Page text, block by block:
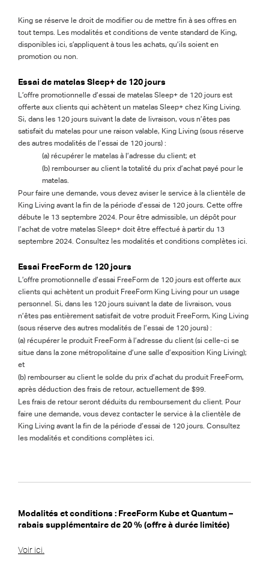
King se réserve le droit de modifier ou de mettre fin à ses offres en
tout temps. Les modalités et conditions de vente standard de King,
disponibles ici, s’appliquent à tous les achats, qu’ils soient en
promotion ou non.
Essai de matelas Sleep+ de 120 jours
L’offre promotionnelle d’essai de matelas Sleep+ de 120 jours est
offerte aux clients qui achètent un matelas Sleep+ chez King Living.
Si, dans les 120 jours suivant la date de livraison, vous n’êtes pas
satisfait du matelas pour une raison valable, King Living (sous réserve
des autres modalités de l’essai de 120 jours) :
(a) récupérer le matelas à l’adresse du client; et
(b) rembourser au client la totalité du prix d’achat payé pour le
matelas.
Pour faire une demande, vous devez aviser le service à la clientèle de
King Living avant la fin de la période d’essai de 120 jours. Cette offre
débute le 13 septembre 2024. Pour être admissible, un dépôt pour
l’achat de votre matelas Sleep+ doit être effectué à partir du 13
septembre 2024. Consultez les modalités et conditions complètes ici.
Essai FreeForm de 120 jours
L’offre promotionnelle d’essai FreeForm de 120 jours est offerte aux
clients qui achètent un produit FreeForm King Living pour un usage
personnel. Si, dans les 120 jours suivant la date de livraison, vous
n’êtes pas entièrement satisfait de votre produit FreeForm, King Living
(sous réserve des autres modalités de l’essai de 120 jours) :
(a) récupérer le produit FreeForm à l’adresse du client (si celle-ci se
situe dans la zone métropolitaine d’une salle d’exposition King Living);
et
(b) rembourser au client le solde du prix d’achat du produit FreeForm,
après déduction des frais de retour, actuellement de $99.
Les frais de retour seront déduits du remboursement du client. Pour
faire une demande, vous devez contacter le service à la clientèle de
King Living avant la fin de la période d’essai de 120 jours. Consultez
les modalités et conditions complètes ici.
Modalités et conditions : FreeForm Kube et Quantum –
rabais supplémentaire de 20 % (offre à durée limitée)
Voir ici.